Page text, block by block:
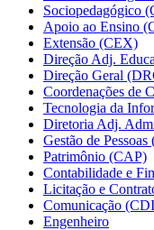
Sociopedagógico
Apoio ao Ensino
Extensão (CEX)
Direção Adj.
Direção Geral
Coordenações de
Tecnologia da
Diretoria Adj.
Gestão de Pessoas
Patrimônio (CAP)
Contabilidade e
Licitação e
Comunicação
Engenheiro